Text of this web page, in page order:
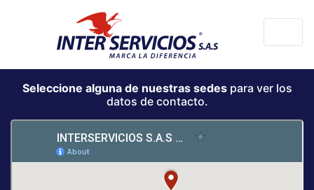
Seleccione alguna de nuestras sedespara ver los
datos de contacto.